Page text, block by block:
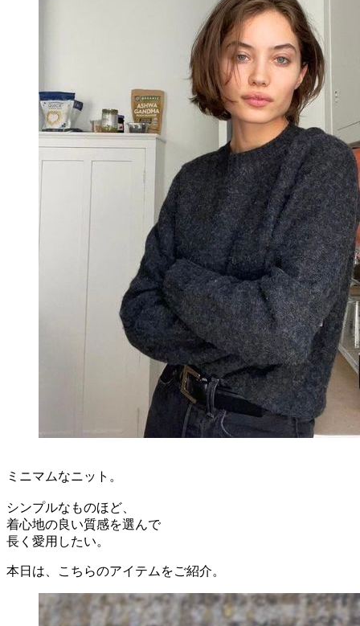
ミニマムなニット。
シンプルなものほど、
着心地の良い質感を選んで
長く愛用したい。
本日は、こちらのアイテムをご紹介。